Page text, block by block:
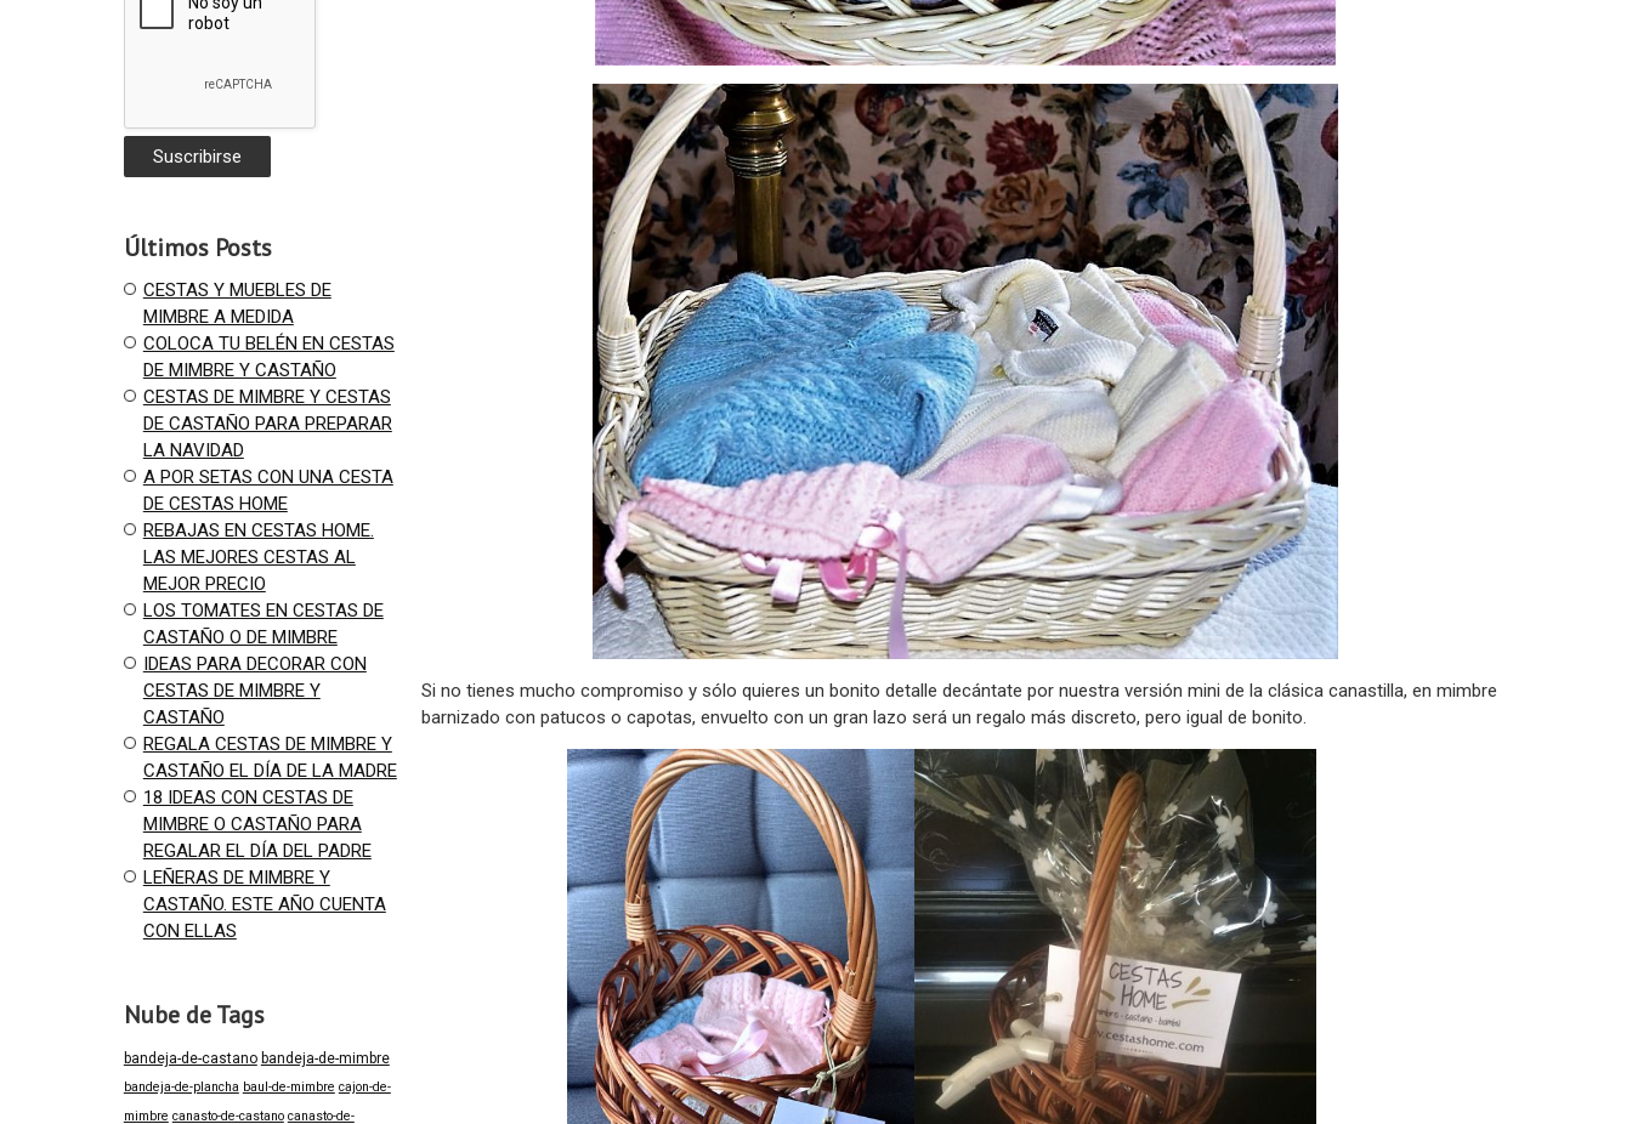
Últimos Posts
CESTAS Y MUEBLES DE
MIMBRE A MEDIDA
COLOCA TU BELÉN EN CESTAS
DE MIMBRE Y CASTAÑO
CESTAS DE MIMBRE Y CESTAS
DE CASTAÑO PARA PREPARAR
LA NAVIDAD
A POR SETAS CON UNA CESTA
DE CESTAS HOME
REBAJAS EN CESTAS HOME.
LAS MEJORES CESTAS AL
MEJOR PRECIO
LOS TOMATES EN CESTAS DE
CASTAÑO O DE MIMBRE
IDEAS PARA DECORAR CON
CESTAS DE MIMBRE Y
CASTAÑO
REGALA CESTAS DE MIMBRE Y
CASTAÑO EL DÍA DE LA MADRE
18 IDEAS CON CESTAS DE
MIMBRE O CASTAÑO PARA
REGALAR EL DÍA DEL PADRE
LEÑERAS DE MIMBRE Y
CASTAÑO. ESTE AÑO CUENTA
CON ELLAS
Nube de Tags
bandeja-de-castano bandeja-de-mimbre
bandeja-de-plancha baul-de-mimbre cajon-de-
mimbre canasto-de-castano canasto-de-
Si no tienes mucho compromiso y sólo quieres un bonito detalle decántate por nuestra versión mini de la clásica canastilla, en mimbre
barnizado con patucos o capotas, envuelto con un gran lazo será un regalo más discreto, pero igual de bonito.